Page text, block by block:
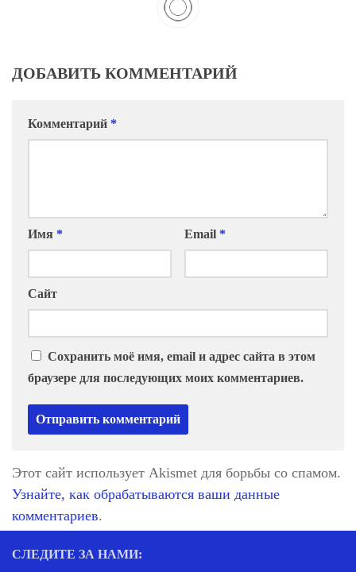
ДОБАВИТЬ КОММЕНТАРИЙ
Комментарий *
Имя * Email *
Сайт
Сохранить моё имя, email и адрес сайта в этом
браузере для последующих моих комментариев.
Этот сайт использует Akismet для борьбы со спамом.
Узнайте, как обрабатываются ваши данные
комментариев.
СЛЕДИТЕ ЗА НАМИ: